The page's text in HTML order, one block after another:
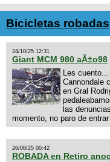
Bicicletas robadas
24/10/25 12:31
Giant MCM 980 aÃ±o98
Les
Cannondale
en Gral
las
momento, no paro de
26/08/25 00:42
ROBADA en Retiro